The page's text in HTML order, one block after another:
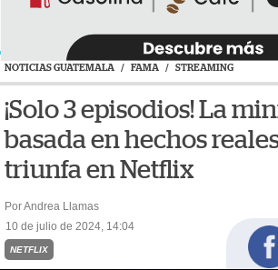
NOTICIAS GUATEMALA / FAMA / STREAMING
¡Solo 3 episodios! La
basada en hechos
triunfa en Netflix
Por Andrea Llamas
10 de julio de 2024, 14:04
NETFLIX